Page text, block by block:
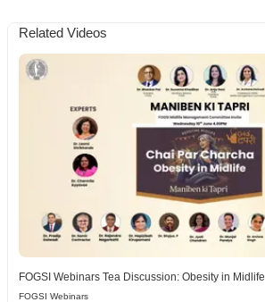
Related Videos
FOGSI Webinars Tea Discussion: Obesity in Midlife
FOGSI Webinars